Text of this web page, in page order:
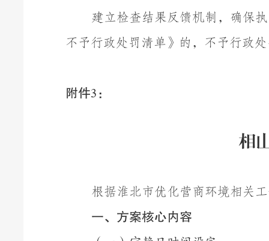
建立检查结果反馈机制，确保
不予行政处罚清单》的，不予行政
附件3 ：
相
根据淮北市优化营商环境相关
一、方案核心内容